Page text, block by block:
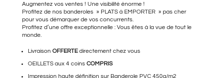
ÉTAIT :
69,00€.
EST :
49,90€.
Augmentez vos ventes ! Une visibilité énorme !
Profitez de nos banderoles » PLATS à EMPORTER » pas cher
pour vous démarquer de vos concurrents.
Profitez d’une offre exceptionnelle : Vous êtes à la vue de tout le
monde.
Livraison OFFERTEdirectement chez vous
OEILLETS aux 4 coins COMPRIS
Impression haute définition sur Banderole PVC 450g/m2